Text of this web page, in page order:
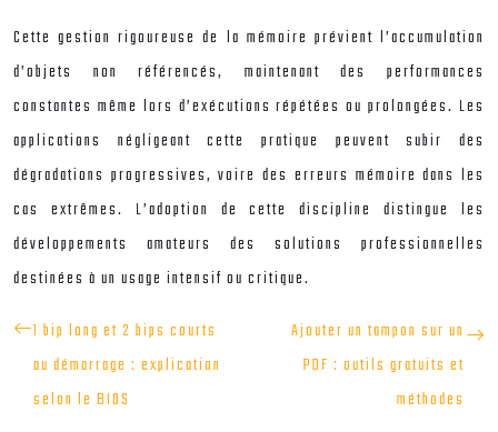
Cette gestion rigoureuse de la mémoire prévient l’accumulation
d’objets non référencés, maintenant des performances
constantes même lors d’exécutions répétées ou prolongées. Les
applications négligeant cette pratique peuvent subir des
dégradations progressives, voire des erreurs mémoire dans les
cas extrêmes. L’adoption de cette discipline distingue les
développements amateurs des solutions professionnelles
destinées à un usage intensif ou critique.
1 bip long et 2 bips courts
au démarrage : explication
selon le BIOS
Ajouter un tampon sur un
PDF : outils gratuits et
méthodes